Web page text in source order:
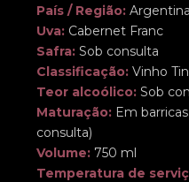
País / Região:
Uva: Cabernet Franc
Safra: Sob consulta
Classificação: Vinho
Teor alcoólico: Sob
Maturação: Em
consulta)
Volume: 750 ml
Temperatura de